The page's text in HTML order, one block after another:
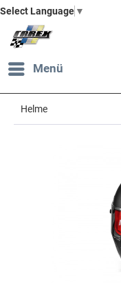
Select Language ▼
Menü
Helme